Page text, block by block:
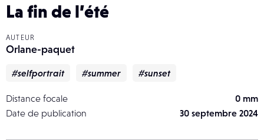
La fin de l’été
AUTEUR
Orlane-paquet
#selfportrait #summer #sunset
Distance focale
0 mm
Date de publication
30 septembre 2024